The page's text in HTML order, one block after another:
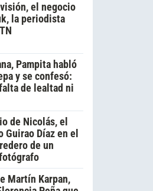
el negocio
la periodista
Pampita habló
y se confesó:
de lealtad ni
de Nicolás, el
Guirao Díaz en el
de un
Martín Karpan,